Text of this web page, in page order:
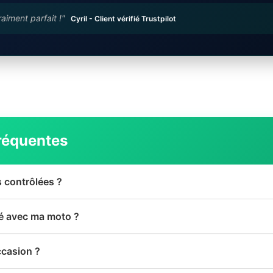
parfait !" Cyril - Client vérifié Trustpilot
contrôlées ?
avec ma moto ?
?